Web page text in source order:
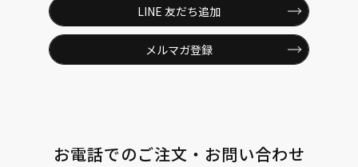
LINE 友だち追加
メルマガ登録
お電話でのご注文・お問い合わせ